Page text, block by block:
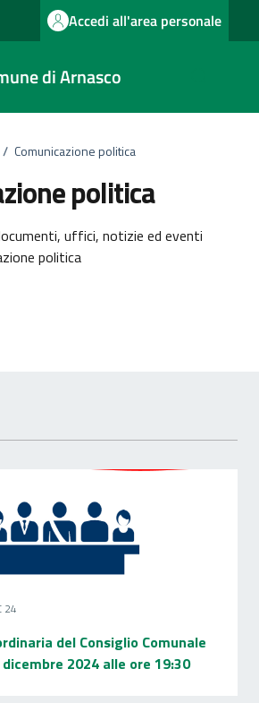
Accedi all'area personale
di Arnasco
/ Comunicazione politica
politica
uffici, notizie ed eventi
politica
24
del Consiglio Comunale
2024 alle ore 19:30